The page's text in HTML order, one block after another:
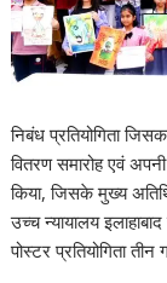
निबंध प्रतियोगिता
वितरण समारोह एवं
किया, जिसके मुख्य
उच्च न्यायालय
पोस्टर प्रतियोगिता